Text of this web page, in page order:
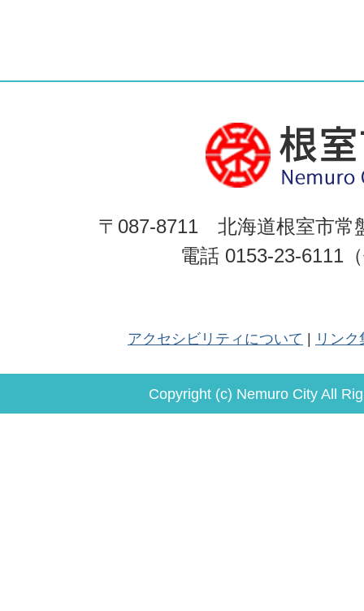
〒087-8711 北海道根室市常
電話 0153-23-6111
アクセシビリティについて リンク
Copyright (c) Nemuro City All